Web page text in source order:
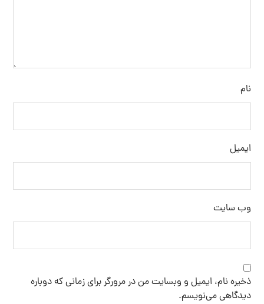
نام
ایمیل
وب‌ سایت
ذخیره نام، ایمیل و وبسایت من در مرورگر برای زمانی که دوباره
دیدگاهی می‌نویسم.